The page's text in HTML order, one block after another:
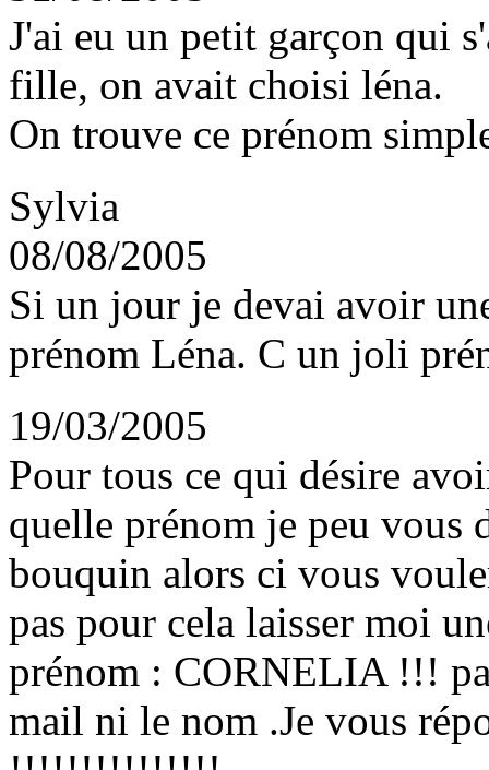
J'ai eu un petit garçon qui
fille, on avait choisi léna.
On trouve ce prénom
Sylvia
08/08/2005
Si un jour je devai avoir
prénom Léna. C un joli
19/03/2005
Pour tous ce qui désire
quelle prénom je peu vous
bouquin alors ci vous
pas pour cela laisser moi
prénom : CORNELIA !!!
mail ni le nom .Je vous